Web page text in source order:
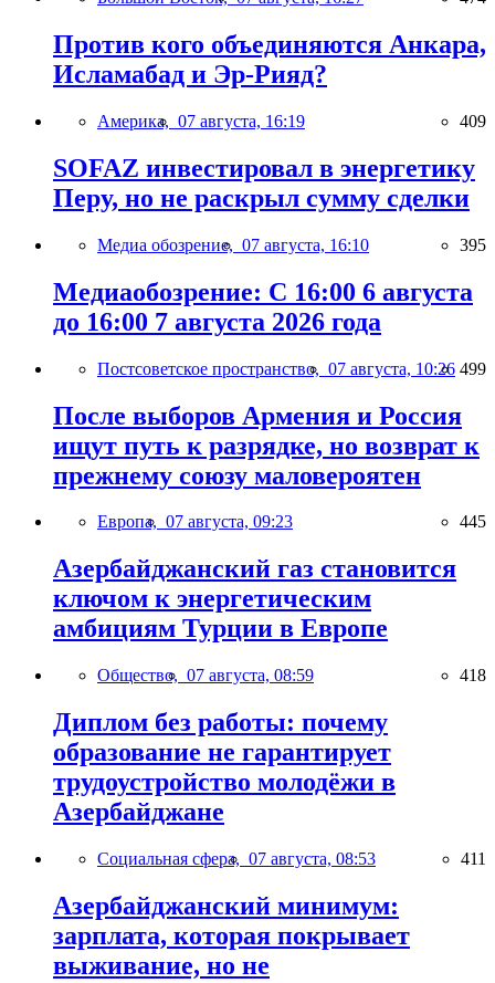
Против кого объединяются Анкара,
Исламабад и Эр-Рияд?
Америка, 07 августа, 16:19 409
SOFAZ инвестировал в энергетику
Перу, но не раскрыл сумму сделки
Медиа обозрение, 07 августа, 16:10 395
Медиаобозрение: С 16:00 6 августа
до 16:00 7 августа 2026 года
Постсоветское пространство, 07 августа, 10:26 499
После выборов Армения и Россия
ищут путь к разрядке, но возврат к
прежнему союзу маловероятен
Европа, 07 августа, 09:23 445
Азербайджанский газ становится
ключом к энергетическим
амбициям Турции в Европе
Общество, 07 августа, 08:59 418
Диплом без работы: почему
образование не гарантирует
трудоустройство молодёжи в
Азербайджане
Социальная сфера, 07 августа, 08:53 411
Азербайджанский минимум:
зарплата, которая покрывает
выживание, но не